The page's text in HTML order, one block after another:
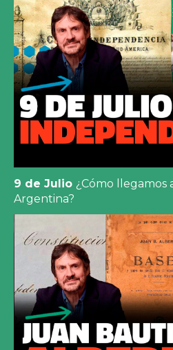
9 de Julio ¿Cómo llegamos
Argentina?